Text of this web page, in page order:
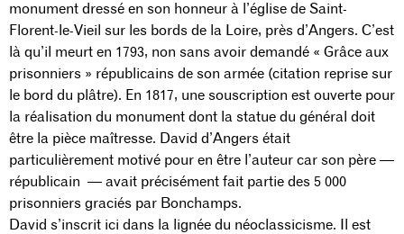
monument dressé en son honneur à l’église de Saint-
Florent-le-Vieil sur les bords de la Loire, près d’Angers. C’est
là qu’il meurt en 1793, non sans avoir demandé « Grâce aux
prisonniers » républicains de son armée (citation reprise sur
le bord du plâtre). En 1817, une souscription est ouverte pour
la réalisation du monument dont la statue du général doit
être la pièce maîtresse. David d’Angers était
particulièrement motivé pour en être l’auteur car son père —
républicain — avait précisément fait partie des 5 000
prisonniers graciés par Bonchamps.
David s’inscrit ici dans la lignée du néoclassicisme. Il est